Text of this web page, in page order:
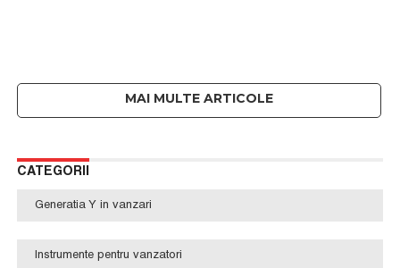
CATEGORII
Generatia Y in vanzari
Instrumente pentru vanzatori